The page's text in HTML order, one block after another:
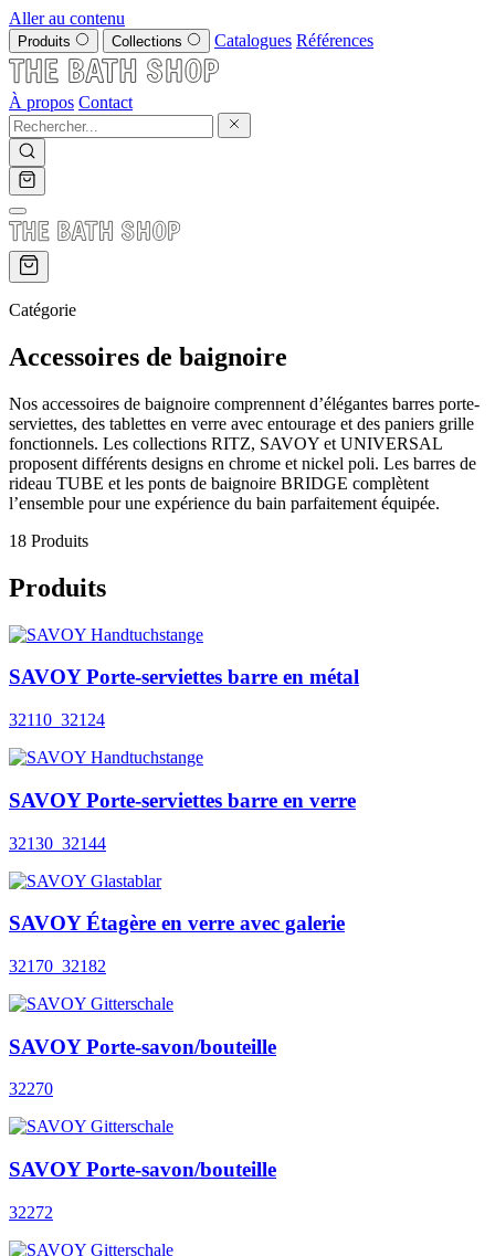
Aller au contenu
Produits Collections Catalogues Références
À propos Contact
Catégorie
Accessoires de baignoire
Nos accessoires de baignoire comprennent d’élégantes barres porte-
serviettes, des tablettes en verre avec entourage et des paniers grille
fonctionnels. Les collections RITZ, SAVOY et UNIVERSAL
proposent différents designs en chrome et nickel poli. Les barres de
rideau TUBE et les ponts de baignoire BRIDGE complètent
l’ensemble pour une expérience du bain parfaitement équipée.
18 Produits
Produits
SAVOY Porte-serviettes barre en métal
32110_32124
SAVOY Porte-serviettes barre en verre
32130_32144
SAVOY Étagère en verre avec galerie
32170_32182
SAVOY Porte-savon/bouteille
32270
SAVOY Porte-savon/bouteille
32272